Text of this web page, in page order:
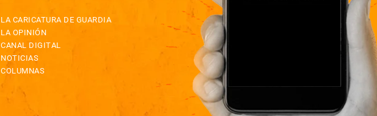
LA CARICATURA DE GUARDIA
LA OPINIÓN
CANAL DIGITAL
NOTICIAS
COLUMNAS